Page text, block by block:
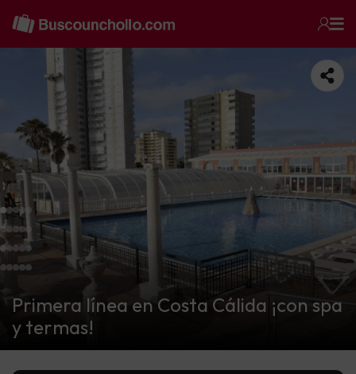
Primera línea en Costa Cálida ¡con spa
y termas!